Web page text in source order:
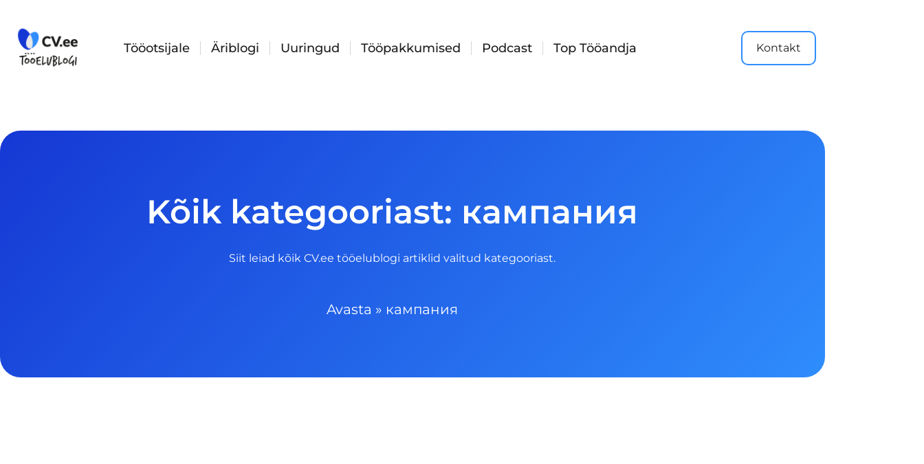
content
Tööotsijale Äriblogi Uuringud Tööpakkumised Podcast Top Tööandja Kontakt
Kõik kategooriast: кампания
Siit leiad kõik CV.ee tööelublogi artiklid valitud kategooriast.
Avasta » кампания